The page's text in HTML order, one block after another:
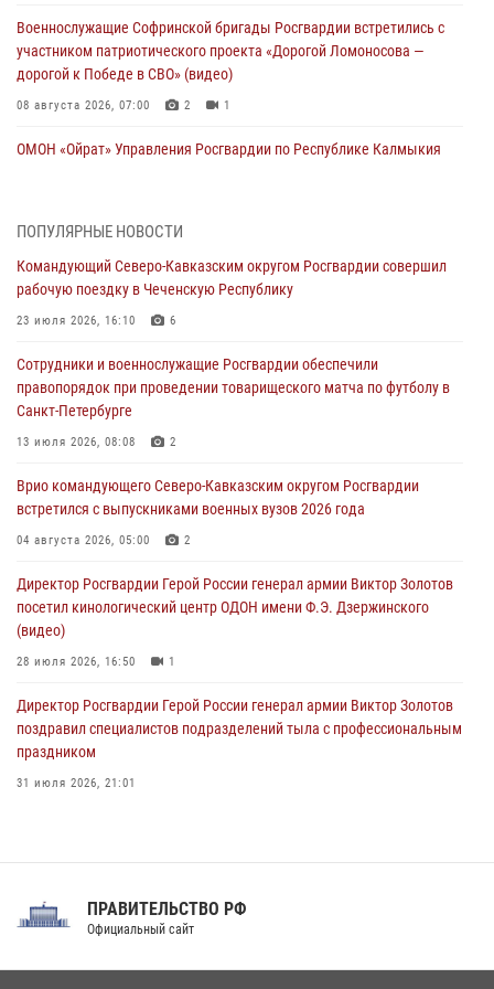
Военнослужащие Софринской бригады Росгвардии встретились с
участником патриотического проекта «Дорогой Ломоносова —
дорогой к Победе в СВО» (видео)
08 августа 2026, 07:00 2 1
ОМОН «Ойрат» Управления Росгвардии по Республике Калмыкия
настольному теннису ко Дню физкультурника
08 августа 2026, 07:00
Кузбассе
08 августа 2026, 07:00
В Москве росгвардейцы оказали помощь медикам и девушке с
08 августа 2026, 06:32 1
Спецназ Росгвардии в Марий Эл почтил память товарища на
08 августа 2026, 06:15
ПОПУЛЯРНЫЕ НОВОСТИ
Командующий Северо-Кавказским округом Росгвардии совершил
рабочую поездку в Чеченскую Республику
23 июля 2026, 16:10 6
Сотрудники и военнослужащие Росгвардии обеспечили
правопорядок при проведении товарищеского матча по футболу в
Санкт-Петербурге
13 июля 2026, 08:08 2
Врио командующего Северо-Кавказским округом Росгвардии
встретился с выпускниками военных вузов 2026 года
04 августа 2026, 05:00 2
Директор Росгвардии Герой России генерал армии Виктор Золотов
посетил кинологический центр ОДОН имени Ф.Э. Дзержинского
(видео)
28 июля 2026, 16:50 1
Директор Росгвардии Герой России генерал армии Виктор Золотов
поздравил специалистов подразделений тыла с профессиональным
праздником
31 июля 2026, 21:01
Праздник «Один день с Росгвардией» к 105-летию Центрального
ПРАВИТЕЛЬСТВО РФ
Официальный сайт